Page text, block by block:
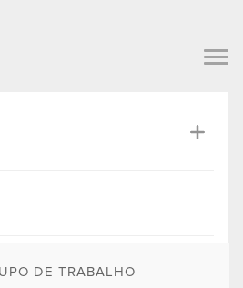
DE TRABALHO